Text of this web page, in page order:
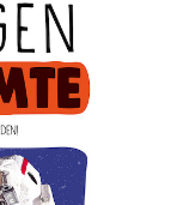
te nemen, in